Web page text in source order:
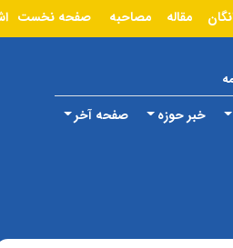
مقاله مصاحبه صفحه نخست
خبر حوزه صفحه آخر